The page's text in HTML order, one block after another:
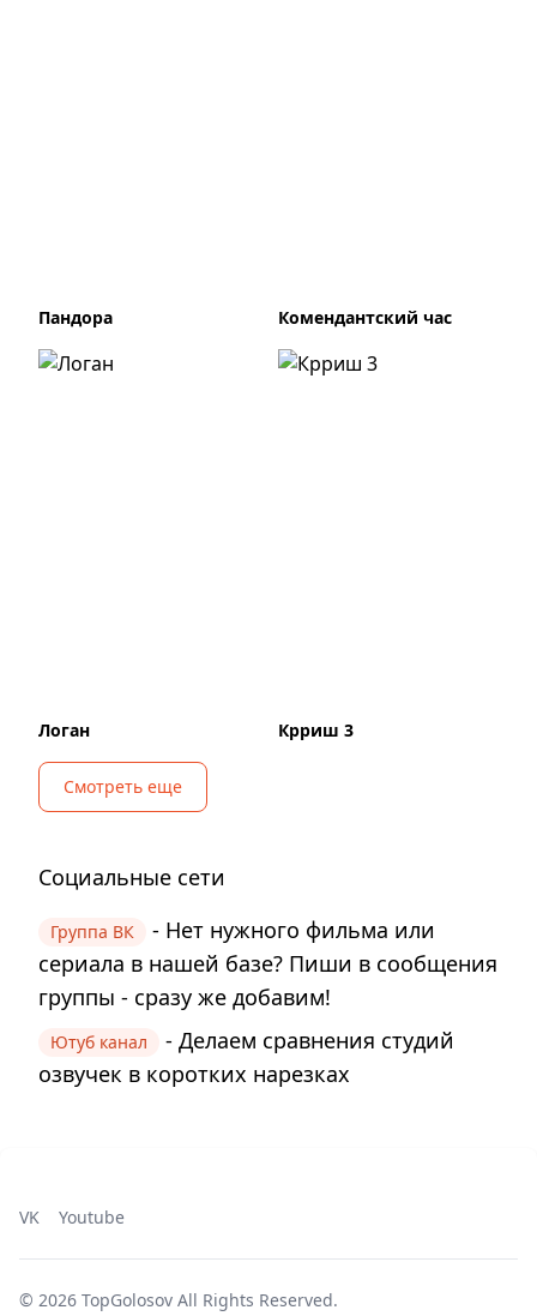
Пандора Комендантский час
Логан Крриш 3
Смотреть еще
Социальные сети
Группа ВК
- Нет нужного фильма или
сериала в нашей базе? Пиши в сообщения
группы - сразу же добавим!
Ютуб канал
- Делаем сравнения студий
озвучек в коротких нарезках
VK Youtube
© 2026 TopGolosov All Rights Reserved.